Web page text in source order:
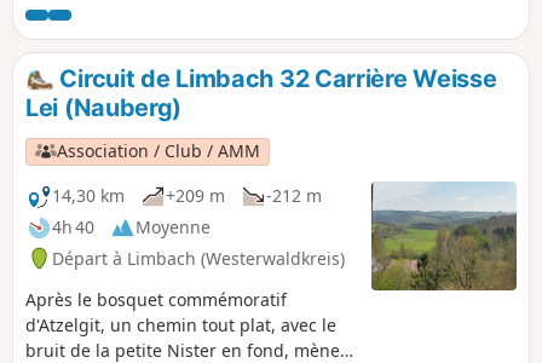
tous les points forts de cette zone
protégée. Il passe par la Kunderter
Höhe dans la vallée du Lauterbach, par
Mörsbach et le point de vue Spitze Ley.
Le chemin descend ensuite vers la
Große Nister et le petit village
d'Alhausen, puis vers le « bout du
monde ». Via Idelberg, le circuit atteint
le vignoble de pierres « Steinsel » et
mène au coin allemand du Westerwald
avant de revenir à Limbach.
Circuit de Limbach 32 Carrière Weisse
Lei (Nauberg)
Association / Club / AMM
14,30 km
+209 m
-212 m
4h 40
Moyenne
Départ à Limbach (Westerwaldkreis)
Après le bosquet commémoratif
d'Atzelgit, un chemin tout plat, avec le
bruit de la petite Nister en fond, mène